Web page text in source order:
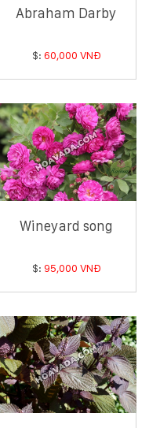
Abraham Darby
$: 60,000 VNĐ
Wineyard song
$: 95,000 VNĐ